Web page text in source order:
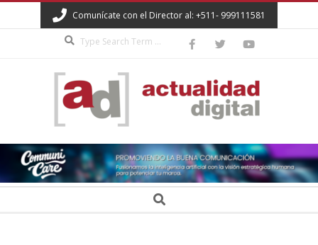
to
Comunícate con el Director al: +511- 999111581
ACTUALIDAD
DIGITAL Search